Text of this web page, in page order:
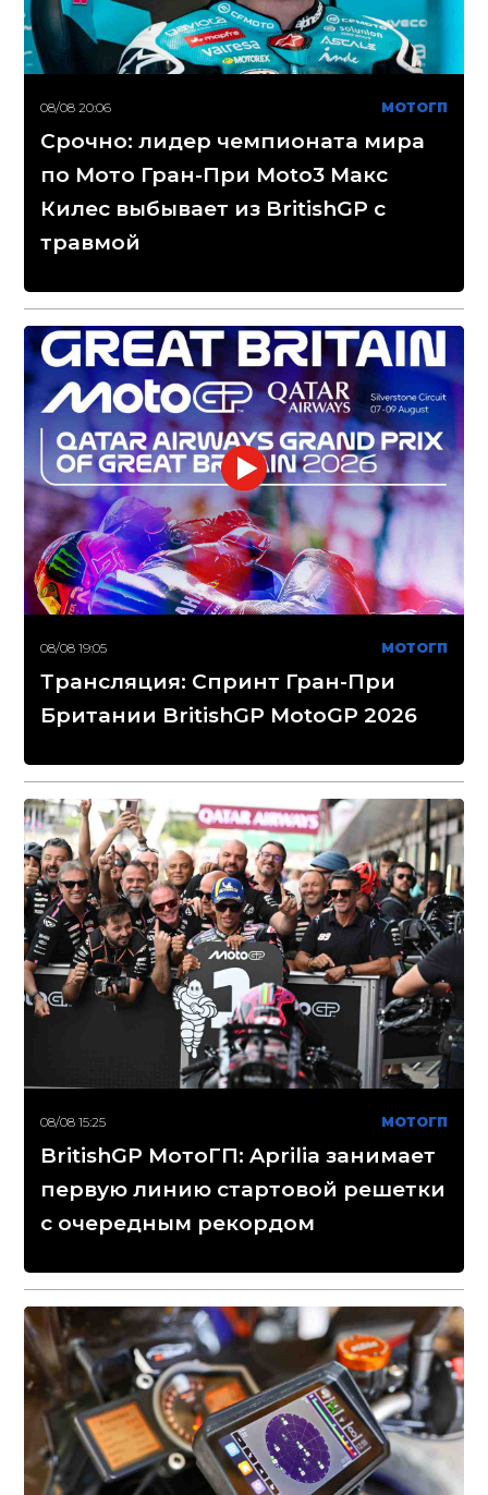
08/08 20:06 МОТОГП
Срочно: лидер чемпионата мира
по Мото Гран-При Moto3 Макс
Килес выбывает из BritishGP с
травмой
08/08 19:05 МОТОГП
Трансляция: Спринт Гран-При
Британии BritishGP MotoGP 2026
08/08 15:25 МОТОГП
BritishGP МотоГП: Aprilia занимает
первую линию стартовой решетки
с очередным рекордом